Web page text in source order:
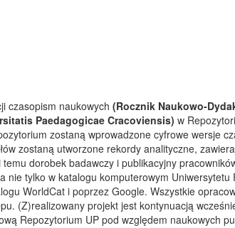
czasopism naukowych (Rocznik Naukowo-
Paedagogicae Cracoviensis) w
zostaną wprowadzone cyfrowe wersje
zostaną utworzone rekordy analityczne,
dorobek badawczy i publikacyjny
nie tylko w katalogu komputerowym
WorldCat i poprzez Google. Wszystkie
(Z)realizowany projekt jest kontynuacją
Repozytorium UP pod względem naukowych